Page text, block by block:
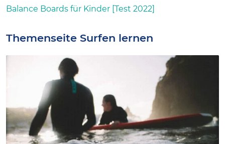
Balance Boards für Kinder [Test 2022]
Themenseite Surfen lernen